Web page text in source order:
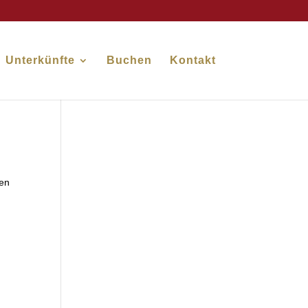
Unterkünfte Buchen Kontakt